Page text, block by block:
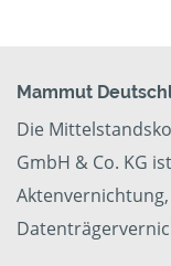
Mammut
Die
GmbH & Co. KG